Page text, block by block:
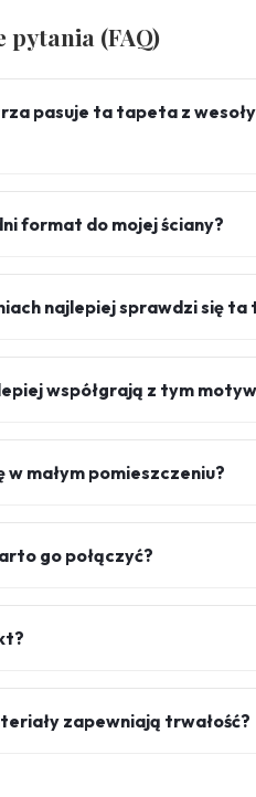
pytania (FAQ)
pasuje ta tapeta z
format do mojej ściany?
najlepiej sprawdzi się
współgrają z tym
małym pomieszczeniu?
go połączyć?
zapewniają trwałość?